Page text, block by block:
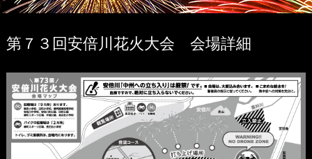
第７３回安倍川花火大会 会場詳細